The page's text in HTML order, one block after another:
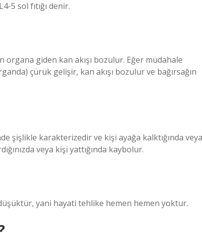
5 sol fıtığı denir.
organa giden kan akışı bozulur. Eğer müdahale
çürük gelişir, kan akışı bozulur ve bağırsağın
şişlikle karakterizedir ve kişi ayağa kalktığında veya
veya kişi yattığında kaybolur.
yani hayati tehlike hemen hemen yoktur.